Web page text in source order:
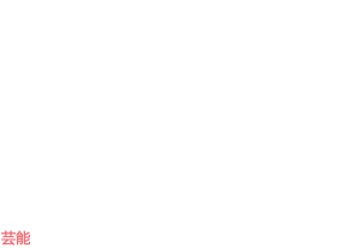
芸能